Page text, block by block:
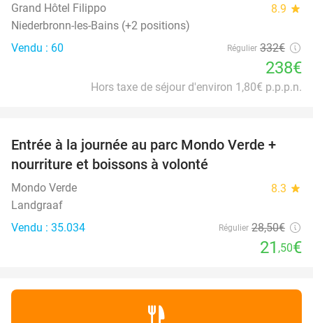
Grand Hôtel Filippo 8.9 star
Niederbronn-les-Bains (+2 positions)
Vendu : 60
Régulier 332€
238€
Hors taxe de séjour d'environ 1,80€ p.p.p.n.
25%
Entrée à la journée au parc Mondo Verde +
nourriture et boissons à volonté
Mondo Verde 8.3 star
Landgraaf
Vendu : 35.034
Régulier 28,50€
21 ,50€